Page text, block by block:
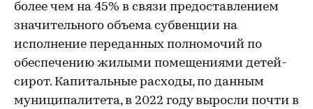
более чем на 45% в связи предоставлением
значительного объема субвенции на
исполнение переданных полномочий по
обеспечению жилыми помещениями детей-
сирот. Капитальные расходы, по данным
муниципалитета, в 2022 году выросли почти в